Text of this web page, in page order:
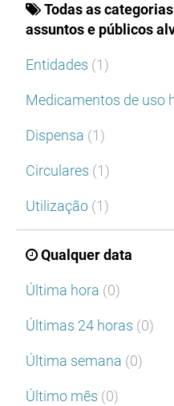
Todas as
assuntos e públicos
Entidades (1)
Medicamentos de uso
Dispensa (1)
Circulares (1)
Utilização (1)
Qualquer data
Última hora (0)
Últimas 24 horas (0)
Última semana (0)
Último mês (0)